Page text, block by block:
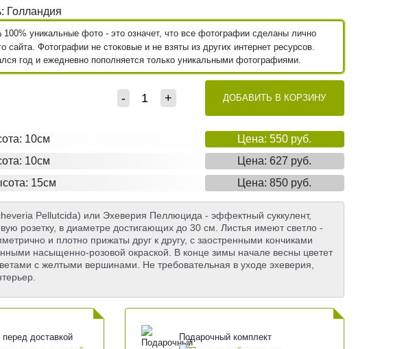
Голландия
100% уникальные фото - это означет, что все фотографии сделаны лично
сайта. Фотографии не стоковые и не взяты из других интернет ресурсов.
год и ежедневно пополняется только уникальными фотографиями.
- + ДОБАВИТЬ В КОРЗИНУ
10см
Цена: 550 руб.
10см
Цена: 627 руб.
15см
Цена: 850 руб.
Pellutcida) или Эхеверия Пеллюцида - эффектный суккулент,
розетку, в диаметре достигающих до 30 см. Листья имеют светло -
и плотно прижаты друг к другу, с заостренными кончиками
насыщенно-розовой окраской. В конце зимы начале весны цветет
с желтыми вершинами. Не требовательная в уходе эхеверия,
доставкой Подарочный комплект